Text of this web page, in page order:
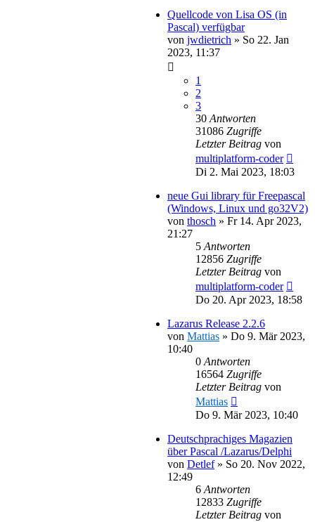
Quellcode von Lisa OS (in
Pascal) verfügbar
von jwdietrich » So 22. Jan
2023, 11:37
1
2
3
30 Antworten
31086 Zugriffe
Letzter Beitrag von
multiplatform-coder
Di 2. Mai 2023, 18:03
neue Gui library für Freepascal
(Windows, Linux und go32V2)
von thosch » Fr 14. Apr 2023,
21:27
5 Antworten
12856 Zugriffe
Letzter Beitrag von
multiplatform-coder
Do 20. Apr 2023, 18:58
Lazarus Release 2.2.6
von Mattias » Do 9. Mär 2023,
10:40
0 Antworten
16564 Zugriffe
Letzter Beitrag von
Mattias
Do 9. Mär 2023, 10:40
Deutschprachiges Magazien
über Pascal /Lazarus/Delphi
von Detlef» So 20. Nov 2022,
12:49
6 Antworten
12833 Zugriffe
Letzter Beitrag von